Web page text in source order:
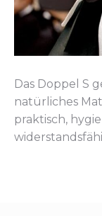
Das Doppel S
natürliches
praktisch,